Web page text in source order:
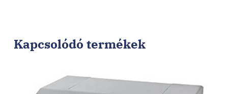
Kapcsolódó termékek